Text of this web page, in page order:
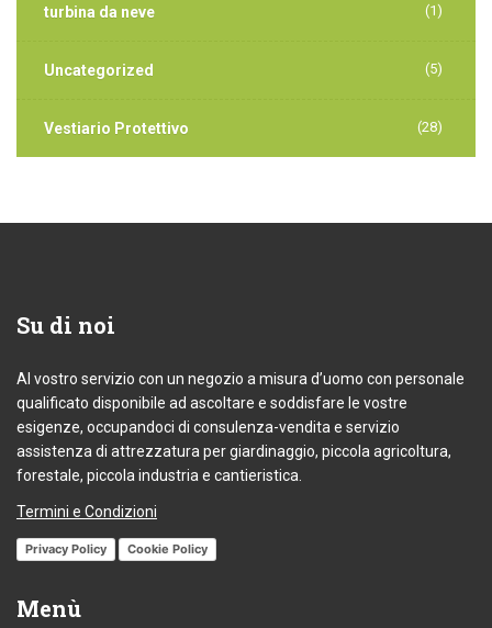
turbina da neve (1)
Uncategorized (5)
Vestiario Protettivo (28)
Su di noi
Al vostro servizio con un negozio a misura d’uomo con personale
qualificato disponibile ad ascoltare e soddisfare le vostre
esigenze, occupandoci di consulenza-vendita e servizio
assistenza di attrezzatura per giardinaggio, piccola agricoltura,
forestale, piccola industria e cantieristica.
Termini e Condizioni
Privacy Policy Cookie Policy
Menù